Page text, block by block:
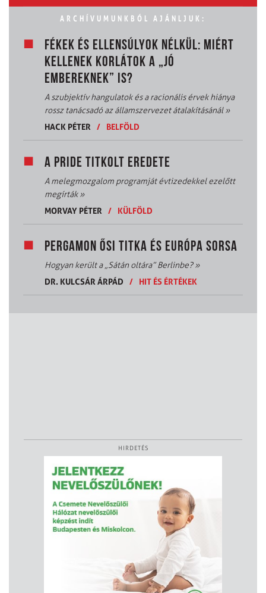
ARCHÍVUMUNKBÓL AJÁNLJUK:
FÉKEK ÉS ELLENSÚLYOK NÉLKÜL: MIÉRT
KELLENEK KORLÁTOK A „JÓ
EMBEREKNEK” IS?
A szubjektív hangulatok és a racionális érvek hiánya
rossz tanácsadó az államszervezet átalakításánál»
HACK PÉTER
/ BELFÖLD
A PRIDE TITKOLT EREDETE
A melegmozgalom programját évtizedekkel ezelőtt
megírták»
MORVAY PÉTER
/ KÜLFÖLD
PERGAMON ŐSI TITKA ÉS EURÓPA SORSA
Hogyan került a „Sátán oltára” Berlinbe?»
DR. KULCSÁR ÁRPÁD
/ HIT ÉS ÉRTÉKEK
HIRDETÉS